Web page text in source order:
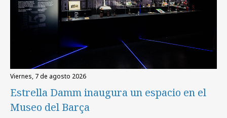
viernes, 7 de agosto 2026
Estrella Damm inaugura un espacio en el
Museo del Barça